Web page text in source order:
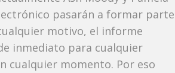
pasarán a formar parte
motivo, el informe
inmediato para cualquier
cualquier momento. Por eso